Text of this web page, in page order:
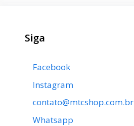
Siga
Facebook
Instagram
contato@mtcshop.com.br
Whatsapp